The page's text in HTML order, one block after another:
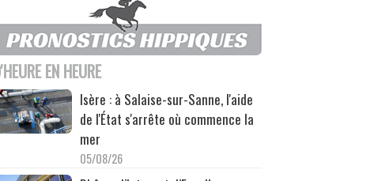
EN HEURE
Isère : à Salaise-sur-Sanne, l'aide
de l'État s'arrête où commence la
mer
05/08/26